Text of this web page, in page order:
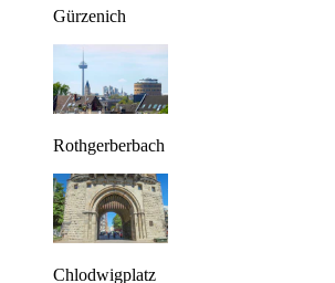
Gürzenich
Rothgerberbach
Chlodwigplatz